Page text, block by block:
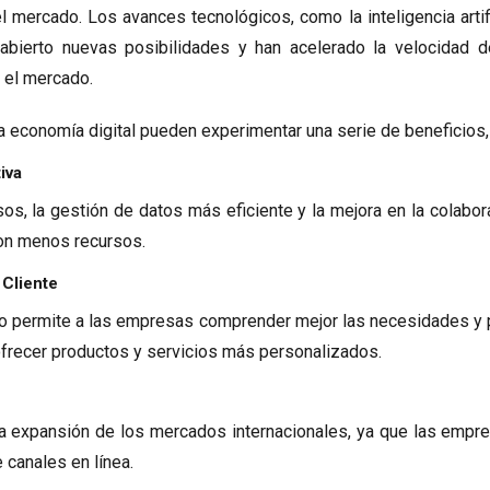
Los avances tecnológicos, como la inteligencia
nuevas posibilidades y han acelerado la velocidad
mercado.
economía digital pueden experimentar una serie de
la gestión de datos más eficiente y la mejora en la
menos recursos.
permite a las empresas comprender mejor las necesidades
productos y servicios más personalizados.
expansión de los mercados internacionales, ya que las
en línea.